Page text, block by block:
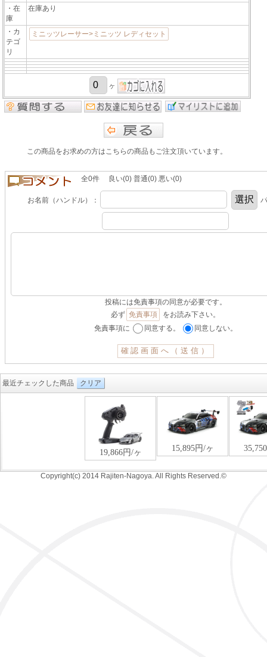
・在
庫
在庫あり
・カ
テゴ
リ
ミニッツレーサー>ミニッツ レディセット
ヶ
この商品をお求めの方はこちらの商品もご注文頂いています。
全0件 良い(0) 普通(0) 悪い(0)
お名前（ハンドル）：
投稿には免責事項の同意が必要です。
必ず 免責事項
をお読み下さい。
免責事項に
同意する。 同意しない。
最近チェックした商品 クリア
Copyright(c) 2014 Rajiten-Nagoya. All Rights Reserved.©